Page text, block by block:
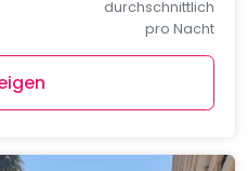
durchschnittlich
pro Nacht